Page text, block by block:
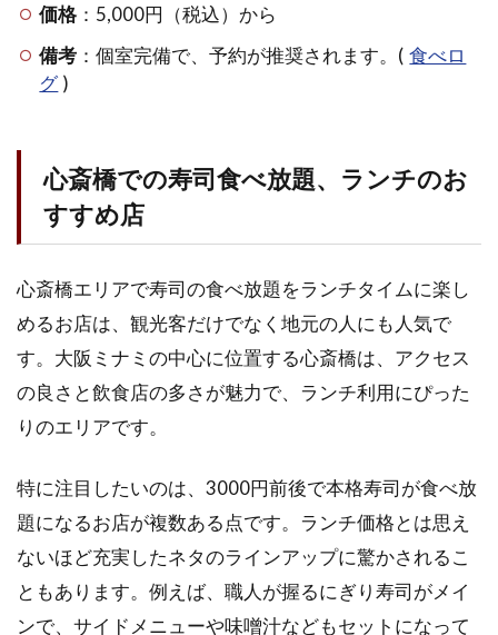
価格 ：5,000円（税込）から
備考 ：個室完備で、予約が推奨されます。( 食べロ
グ )
心斎橋での寿司食べ放題、ランチのお
すすめ店
心斎橋エリアで寿司の食べ放題をランチタイムに楽し
めるお店は、観光客だけでなく地元の人にも人気で
す。大阪ミナミの中心に位置する心斎橋は、アクセス
の良さと飲食店の多さが魅力で、ランチ利用にぴった
りのエリアです。
特に注目したいのは、3000円前後で本格寿司が食べ放
題になるお店が複数ある点です。ランチ価格とは思え
ないほど充実したネタのラインアップに驚かされるこ
ともあります。例えば、職人が握るにぎり寿司がメイ
ンで、サイドメニューや味噌汁などもセットになって